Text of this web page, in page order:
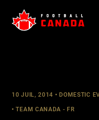
10 JUIL, 2014 DOMESTIC
TEAM CANADA - FR